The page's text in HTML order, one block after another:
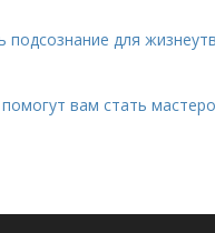
подсознание для
помогут вам стать